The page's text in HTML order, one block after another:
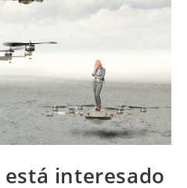
interesado